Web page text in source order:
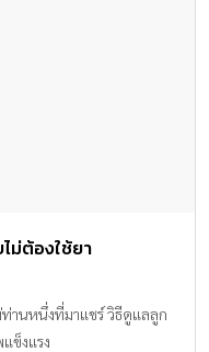
ม่ต้องใช้ยา
านหนึ่งที่มาแชร์ วิธีดูแลลูก
ข็งแรง